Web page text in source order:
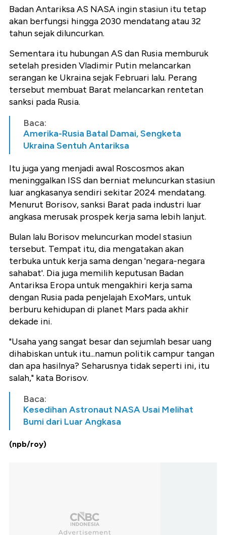
Badan Antariksa AS NASA ingin stasiun itu tetap
akan berfungsi hingga 2030 mendatang atau 32
tahun sejak diluncurkan.
Sementara itu hubungan AS dan Rusia memburuk
setelah presiden Vladimir Putin melancarkan
serangan ke Ukraina sejak Februari lalu. Perang
tersebut membuat Barat melancarkan rentetan
sanksi pada Rusia.
Baca:
Amerika-Rusia Batal Damai, Sengketa
Ukraina Sentuh Antariksa
Itu juga yang menjadi awal Roscosmos akan
meninggalkan ISS dan berniat meluncurkan stasiun
luar angkasanya sendiri sekitar 2024 mendatang.
Menurut Borisov, sanksi Barat pada industri luar
angkasa merusak prospek kerja sama lebih lanjut.
Bulan lalu Borisov meluncurkan model stasiun
tersebut. Tempat itu, dia mengatakan akan
terbuka untuk kerja sama dengan 'negara-negara
sahabat'. Dia juga memilih keputusan Badan
Antariksa Eropa untuk mengakhiri kerja sama
dengan Rusia pada penjelajah ExoMars, untuk
berburu kehidupan di planet Mars pada akhir
dekade ini.
"Usaha yang sangat besar dan sejumlah besar uang
dihabiskan untuk itu...namun politik campur tangan
dan apa hasilnya? Seharusnya tidak seperti ini, itu
salah," kata Borisov.
Baca:
Kesedihan Astronaut NASA Usai Melihat
Bumi dari Luar Angkasa
(npb/roy)